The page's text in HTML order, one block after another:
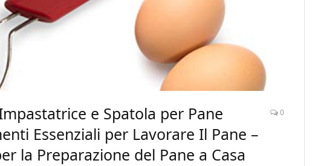
e Spatola per Pane
Essenziali per Lavorare Il Pane –
la Preparazione del Pane a Casa
0